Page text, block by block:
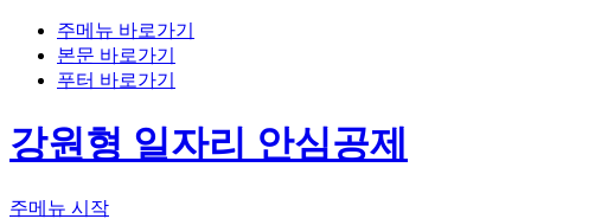
주메뉴 바로가기
본문 바로가기
푸터 바로가기
강원형 일자리 안심공제
주메뉴 시작